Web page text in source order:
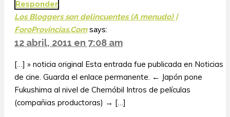
Responder
Los Bloggers son delincuentes (A menudo) |
ForoProvincias.Com says:
12 abril, 2011 en 7:08 am
[…] » noticia original Esta entrada fue publicada en Noticias
de cine. Guarda el enlace permanente. ← Japón pone
Fukushima al nivel de Chernóbil Intros de películas
(compañias productoras) → […]